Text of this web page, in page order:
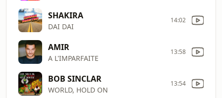
SHAKIRA
DAI DAI
14:02
AMIR
A L'IMPARFAITE
13:58
BOB SINCLAR
WORLD, HOLD ON
13:54